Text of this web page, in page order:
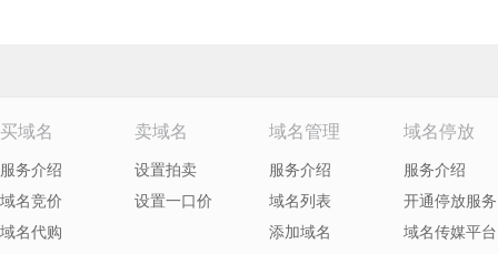
买域名
服务介绍
域名竞价
域名代购
卖域名
设置拍卖
设置一口价
域名管理
服务介绍
域名列表
添加域名
域名停放
服务介绍
开通停放服务
域名传媒平台